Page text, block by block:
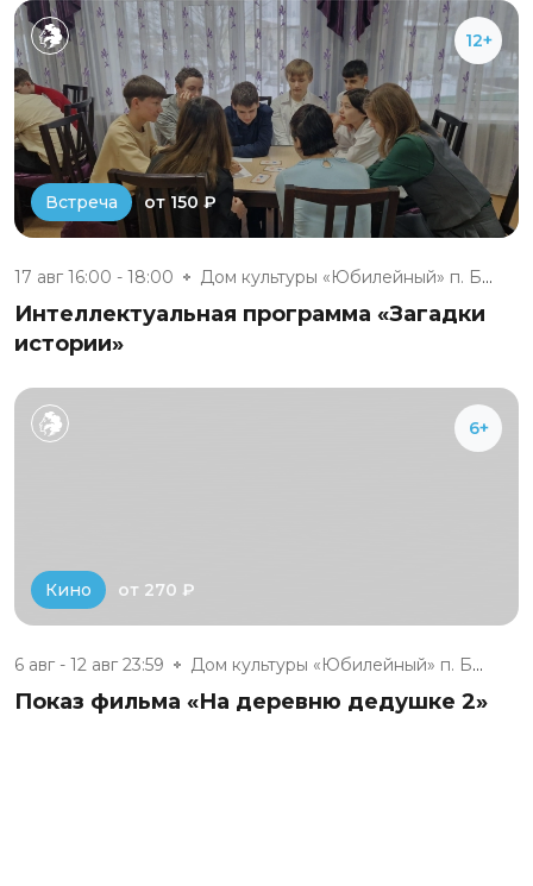
12+
Встреча от 150 ₽
17 авг 16:00 - 18:00 Дом культуры «Юбилейный» п. Бе...
Интеллектуальная программа «Загадки
истории»
6+
Кино от 270 ₽
6 авг - 12 авг 23:59 Дом культуры «Юбилейный» п. Бе...
Показ фильма «На деревню дедушке 2»